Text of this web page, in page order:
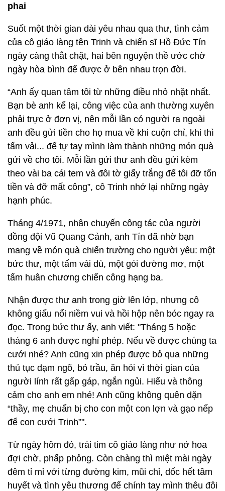
phai
Suốt một thời gian dài yêu nhau qua thư, tình cảm
của cô giáo làng tên Trinh và chiến sĩ Hồ Đức Tín
ngày càng thắt chặt, hai bên nguyện thề ước chờ
ngày hòa bình để được ở bên nhau trọn đời.
“Anh ấy quan tâm tôi từ những điều nhỏ nhặt nhất.
Bạn bè anh kể lại, công việc của anh thường xuyên
phải trực ở đơn vị, nên mỗi lần có người ra ngoài
anh đều gửi tiền cho họ mua về khi cuộn chỉ, khi thì
tấm vải... để tự tay mình làm thành những món quà
gửi về cho tôi. Mỗi lần gửi thư anh đều gửi kèm
theo vài ba cái tem và đôi tờ giấy trắng để tôi đỡ tốn
tiền và đỡ mất công”, cô Trinh nhớ lại những ngày
hạnh phúc.
Tháng 4/1971, nhân chuyến công tác của người
đồng đội Vũ Quang Cảnh, anh Tín đã nhờ bạn
mang về món quà chiến trường cho người yêu: một
bức thư, một tấm vải dù, một gói đường mơ, một
tấm huân chương chiến công hạng ba.
Nhận được thư anh trong giờ lên lớp, nhưng cô
không giấu nổi niềm vui và hồi hộp nên bóc ngay ra
đọc. Trong bức thư ấy, anh viết: "Tháng 5 hoặc
tháng 6 anh được nghỉ phép. Nếu về được chúng ta
cưới nhé? Anh cũng xin phép được bỏ qua những
thủ tục dạm ngõ, bỏ trầu, ăn hỏi vì thời gian của
người lính rất gấp gáp, ngắn ngủi. Hiểu và thông
cảm cho anh em nhé! Anh cũng không quên dặn
“thầy, mẹ chuẩn bị cho con một con lợn và gạo nếp
để con cưới Trinh”".
Từ ngày hôm đó, trái tim cô giáo làng như nở hoa
đợi chờ, phấp phỏng. Còn chàng thì miệt mài ngày
đêm tỉ mỉ với từng đường kim, mũi chỉ, dốc hết tâm
huyết và tình yêu thương để chính tay mình thêu đôi